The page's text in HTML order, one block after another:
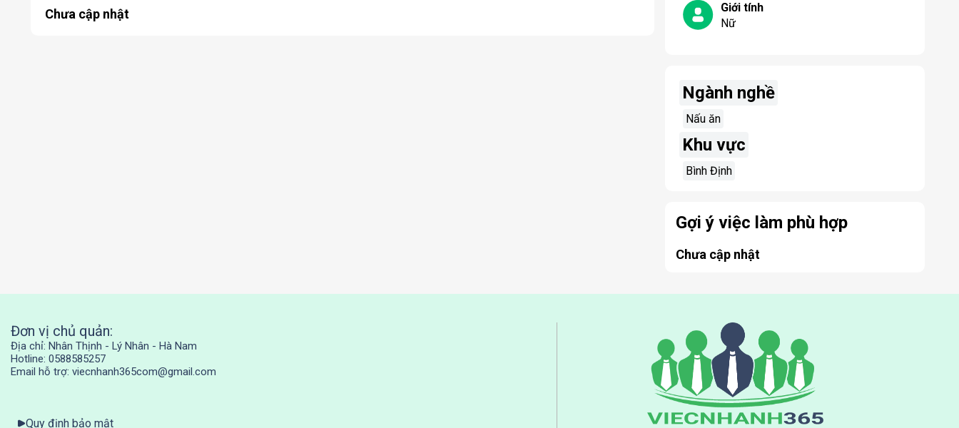
Chưa cập nhật
Giới tính
Nữ
Ngành nghề
Nấu ăn
Khu vực
Bình Định
Gợi ý việc làm phù hợp
Chưa cập nhật
Đơn vị chủ quản:
Địa chỉ: Nhân Thịnh - Lý Nhân - Hà Nam
Hotline: 0588585257
Email hỗ trợ: viecnhanh365com@gmail.com
Quy định bảo mật